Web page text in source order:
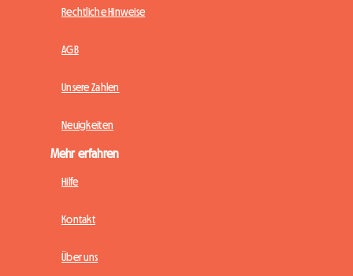
Rechtliche Hinweise
AGB
Unsere Zahlen
Neuigkeiten
Mehr erfahren
Hilfe
Kontakt
Über uns